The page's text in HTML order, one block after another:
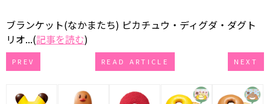
ブランケット(なかまたち) ピカチュウ・ディグダ・ダグト
リオ...(記事を読む)
PREV READ ARTICLE NEXT